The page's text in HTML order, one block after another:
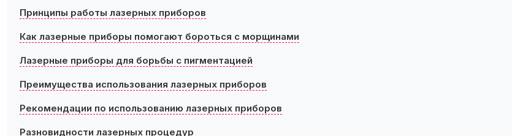
Принципы работы лазерных приборов
Как лазерные приборы помогают бороться с морщинами
Лазерные приборы для борьбы с пигментацией
Преимущества использования лазерных приборов
Рекомендации по использованию лазерных приборов
Разновидности лазерных процедур